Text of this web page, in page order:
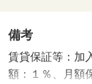
備考
賃貸保証等：加
額：１％、月額